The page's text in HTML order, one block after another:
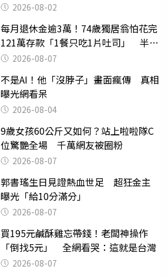
2026-08-02
每月退休金逾3萬！74歲獨居翁怕花完
121萬存款「1餐只吃1片吐司」 半年
後暴瘦嚇壞女兒
2026-08-07
不是AI！他「沒脖子」畫面瘋傳 真相
曝光網看呆
2026-08-04
9歲女孩60公斤又如何？站上啦啦隊C
位驚艷全場 千萬網友被圈粉
2026-08-07
郭書瑤生日見證熱血世足 超狂金主
曝光「給10分滿分」
2026-08-07
買195元鹹酥雞忘帶錢！老闆神操作
「倒找5元」 全網看哭：這就是台灣
2026-08-07